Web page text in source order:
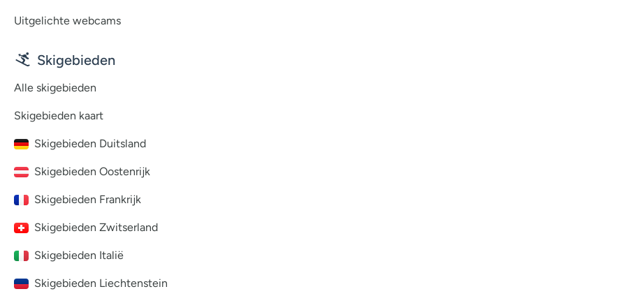
Uitgelichte webcams
Skigebieden
Alle skigebieden
Skigebieden kaart
Skigebieden Duitsland
Skigebieden Oostenrijk
Skigebieden Frankrijk
Skigebieden Zwitserland
Skigebieden Italië
Skigebieden Liechtenstein